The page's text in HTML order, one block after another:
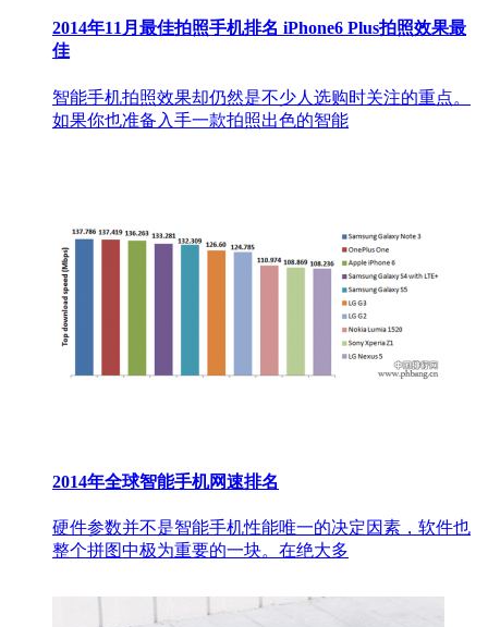
2014年11月最佳拍照手机排名 iPhone6 Plus拍照效果最
佳
智能手机拍照效果却仍然是不少人选购时关注的重点。
如果你也准备入手一款拍照出色的智能
2014年全球智能手机网速排名
硬件参数并不是智能手机性能唯一的决定因素，软件也
整个拼图中极为重要的一块。在绝大多